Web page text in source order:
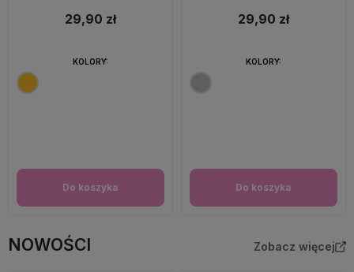
29,90 zł
Do koszyka
KOLORY:
29,90 zł
Do koszyka
KOLORY:
NOWOŚCI Zobacz więcej